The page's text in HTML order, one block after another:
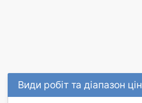
Види робіт та діапазон цін